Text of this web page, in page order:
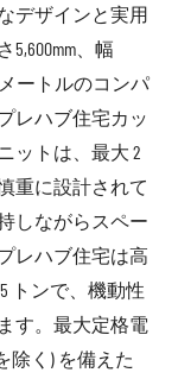
デザインと実用
、幅
メートルのコンパ
レハブ住宅カッ
ットは、最大 2
重に設計されて
しながらスペー
レハブ住宅は高
トンで、機動性
す。最大定格電
除く) を備えた